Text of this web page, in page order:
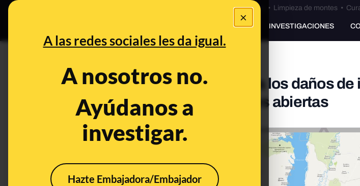
×
A las redes sociales les da igual.
A nosotros no.
Ayúdanos a
investigar.
Hazte Embajadora/Embajador
Bulos Ceuta • Limpieza de montes•
PREBUNKING INVESTIGACIONES
El mapa interactivo que documenta los daños
civiles en Ucrania a partir de fuentes abiertas
Mar 18, 2022, 6:03:59 PM